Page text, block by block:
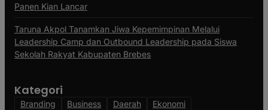
Panen Kian Lancar
Taruna Akpol Tanamkan Jiwa Kepemimpinan Melalui
Leadership Camp dan Outbound Leadership pada Siswa
Sekolah Rakyat Kabupaten Brebes
Kategori
Branding Business Daerah
Ekonomi